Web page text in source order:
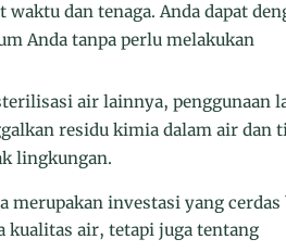
dan tenaga. Anda dapat
Anda tanpa perlu melakukan
air lainnya, penggunaan
residu kimia dalam air dan
lingkungan.
merupakan investasi yang cerdas
kualitas air, tetapi juga tentang